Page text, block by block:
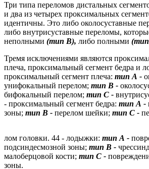
Три типа переломов дистальных
и два из четырех проксимальных
идентичны. Это либо околосуставные
либо внутрисуставные переломы,
неполными (тип В), либо полными
Тремя исключениями являются
плеча, проксимальный сегмент бедра и
проксимальный сегмент плеча: тип А -
унифокальный перелом; тип В -
бифокальный перелом; тип С -
- проксимальный сегмент бедра: тип А -
зоны; тип В - перелом шейки; тип С -
лом головки. 44 - лодыжки: тип А -
подсиндесмозной зоны; тип В -
малоберцовой кости; тип С -
зоны.